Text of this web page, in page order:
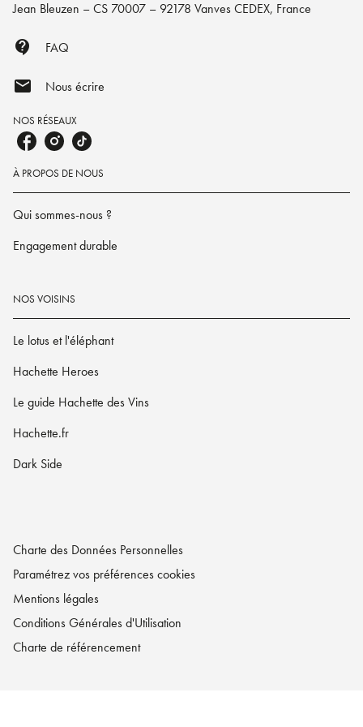
Jean Bleuzen – CS 70007 – 92178 Vanves CEDEX, France
contact_support FAQ
mail Nous écrire
NOS RÉSEAUX
À PROPOS DE NOUS
Qui sommes-nous ?
Engagement durable
NOS VOISINS
Le lotus et l'éléphant
Hachette Heroes
Le guide Hachette des Vins
Hachette.fr
Dark Side
Charte des Données Personnelles
Paramétrez vos préférences cookies
Mentions légales
Conditions Générales d'Utilisation
Charte de référencement